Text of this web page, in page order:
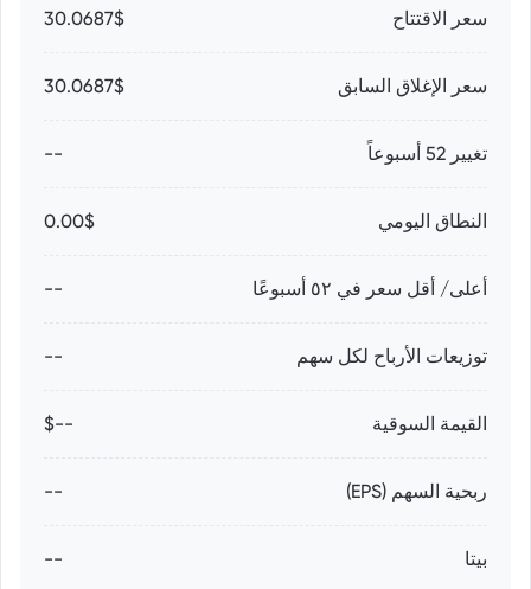
سعر الاقتتاح 30.0687$
سعر الإغلاق السابق 30.0687$
تغيير 52 أسبوعاً --
النطاق اليومي 0.00$
أعلى/ أقل سعر في ٥٢ أسبوعًا --
توزيعات الأرباح لكل سهم --
القيمة السوقية --$
ربحية السهم (EPS) --
بيتا --